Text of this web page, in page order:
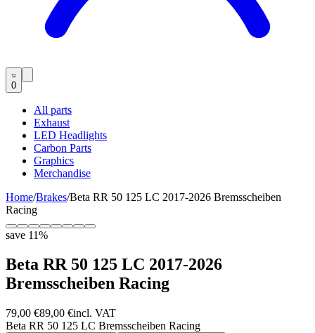
0
All parts
Exhaust
LED Headlights
Carbon Parts
Graphics
Merchandise
Home/Brakes/Beta RR 50 125 LC 2017-2026 Bremsscheiben
Racing
save 11%
Beta RR 50 125 LC 2017-2026
Bremsscheiben Racing
79,00 €89,00 €incl. VAT
Beta RR 50 125 LC Bremsscheiben Racing